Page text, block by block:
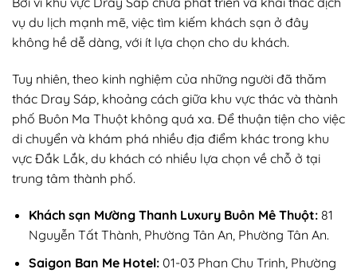
vụ du lịch mạnh mẽ, việc tìm kiếm khách sạn ở đây
không hề dễ dàng, với ít lựa chọn cho du khách.
Tuy nhiên, theo kinh nghiệm của những người đã thăm
thác Dray Sáp, khoảng cách giữa khu vực thác và thành
phố Buôn Ma Thuột không quá xa. Để thuận tiện cho việc
di chuyển và khám phá nhiều địa điểm khác trong khu
vực Đắk Lắk, du khách có nhiều lựa chọn về chỗ ở tại
trung tâm thành phố.
Khách sạn Mường Thanh Luxury Buôn Mê Thuột:81
Nguyễn Tất Thành, Phường Tân An, Phường Tân An.
Saigon Ban Me Hotel:01-03 Phan Chu Trinh, Phường